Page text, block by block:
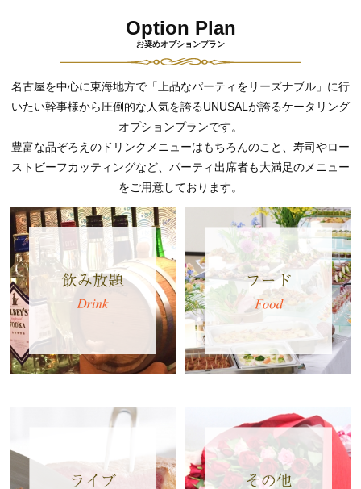
Option Plan
お奨めオプションプラン
名古屋を中心に東海地方で「上品なパーティをリーズナブル」に行
いたい幹事様から圧倒的な人気を誇るUNUSALが誇るケータリング
オプションプランです。
豊富な品ぞろえのドリンクメニューはもちろんのこと、寿司やロー
ストビーフカッティングなど、パーティ出席者も大満足のメニュー
をご用意しております。